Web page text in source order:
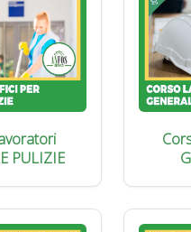
PULIZIE